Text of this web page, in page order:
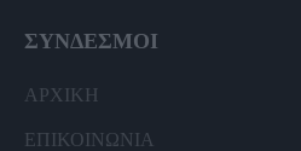
ΣΥΝΔΕΣΜΟΙ
ΑΡΧΙΚΗ
ΕΠΙΚΟΙΝΩΝΙΑ